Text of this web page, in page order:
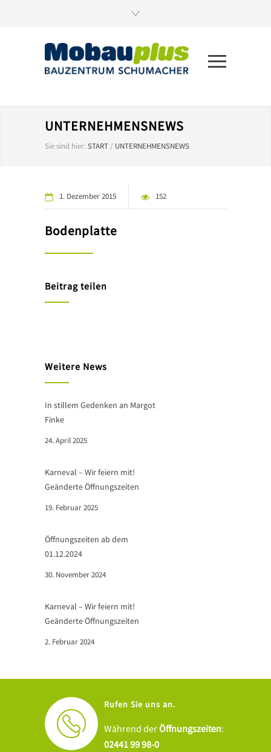
UNTERNEHMENSNEWS
Sie sind hier:START / UNTERNEHMENSNEWS
1. Dezember 2015 152
Bodenplatte
Beitrag teilen
Weitere News
In stillem Gedenken an Margot
Finke
24. April 2025
Karneval – Wir feiern mit!
Geänderte Öffnungszeiten
19. Februar 2025
Öffnungszeiten ab dem
01.12.2024
30. November 2024
Karneval – Wir feiern mit!
Geänderte Öffnungszeiten
2. Februar 2024
Rufen Sie uns an.
Während derÖffnungszeiten:
02441 99 98-0